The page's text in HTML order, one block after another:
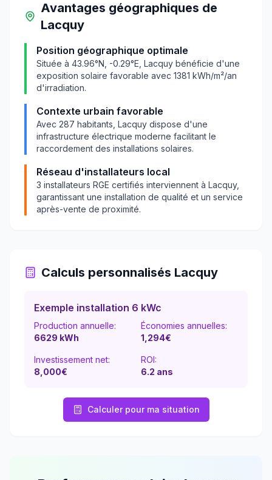
Avantages géographiques de
Lacquy
Position géographique optimale
Située à 43.96°N, -0.29°E, Lacquy bénéficie d'une
exposition solaire favorable avec 1381 kWh/m²/an
d'irradiation.
Contexte urbain favorable
Avec 287 habitants, Lacquy dispose d'une
infrastructure électrique moderne facilitant le
raccordement des installations solaires.
Réseau d'installateurs local
3 installateurs RGE certifiés interviennent à Lacquy,
garantissant une installation de qualité et un service
après-vente de proximité.
Calculs personnalisés Lacquy
Exemple installation 6 kWc
Production annuelle:
6629 kWh
Économies annuelles:
1,294€
Investissement net:
8,000€
ROI:
6.2 ans
Calculer pour ma situation